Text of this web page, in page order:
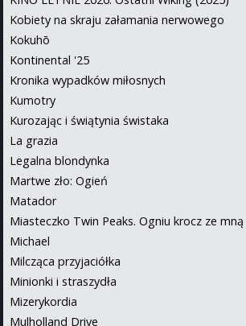
Kobiety na skraju załamania nerwowego
Kokuhō
Kontinental '25
Kronika wypadków miłosnych
Kumotry
Kurozając i świątynia świstaka
La grazia
Legalna blondynka
Martwe zło: Ogień
Matador
Miasteczko Twin Peaks. Ogniu krocz ze mną
Michael
Milcząca przyjaciółka
Minionki i straszydła
Mizerykordia
Mulholland Drive